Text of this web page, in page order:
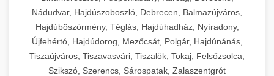
Nádudvar, Hajdúszoboszló, Debrecen, Balmazújváros,
Hajdúböszörmény, Téglás, Hajdúhadház, Nyíradony,
Újfehértó, Hajdúdorog, Mezőcsát, Polgár, Hajdúnánás,
Tiszaújváros, Tiszavasvári, Tiszalök, Tokaj, Felsőzsolca,
Szikszó, Szerencs, Sárospatak, Zalaszentgrót